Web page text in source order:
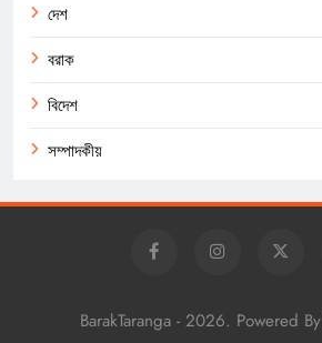
দেশ
বরাক
বিদেশ
সম্পাদকীয়
BarakTaranga - 2026. Powered By